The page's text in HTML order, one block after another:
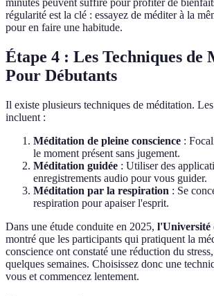
minutes peuvent suffire pour profiter de
régularité est la clé : essayez de méditer à la
pour en faire une habitude.
Étape 4 : Les Techniques de
Pour Débutants
Il existe plusieurs techniques de méditation.
incluent :
Méditation de pleine conscience :
le moment présent sans jugement.
Méditation guidée : Utiliser des
enregistrements audio pour vous guider.
Méditation par la respiration : Se
respiration pour apaiser l'esprit.
Dans une étude conduite en 2025, l'Université
montré que les participants qui pratiquent la
conscience ont constaté une réduction du
quelques semaines. Choisissez donc une
vous et commencez lentement.